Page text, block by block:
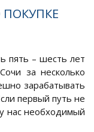
пять – шесть лет
за несколько
зарабатывать
первый путь не
нас необходимый